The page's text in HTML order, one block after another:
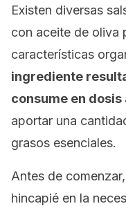
Existen diversas
con aceite de oliva
características
ingrediente
consume en
aportar una
grasos esenciales.
Antes de
hincapié en la